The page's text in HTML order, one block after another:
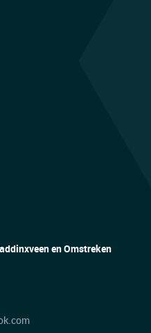
en Omstreken